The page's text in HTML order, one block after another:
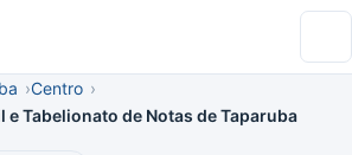
Centro
Tabelionato de Notas de Taparuba